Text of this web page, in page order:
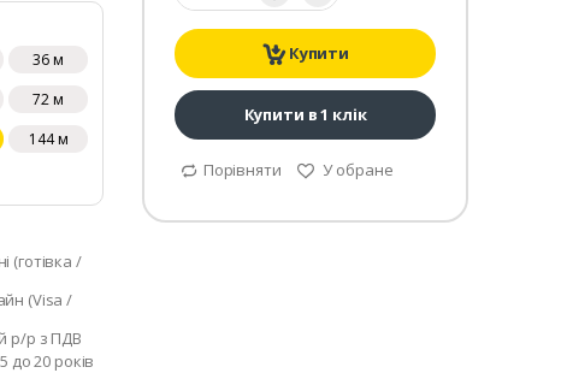
36 м
72 м
144 м
(готівка /
(Visa /
р/р з ПДВ
до 20 років
Купити
Купити в 1 клік
Порівняти У обране